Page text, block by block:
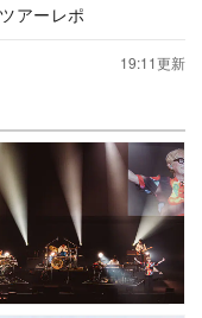
アーレポ
19:11更新